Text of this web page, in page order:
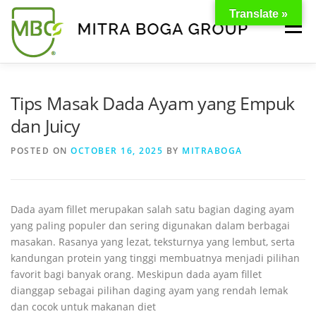
Menu
Tips Masak Dada Ayam yang Empuk
dan Juicy
POSTED ON OCTOBER 16, 2025 BY MITRABOGA
Dada ayam fillet merupakan salah satu bagian daging ayam
yang paling populer dan sering digunakan dalam berbagai
masakan. Rasanya yang lezat, teksturnya yang lembut, serta
kandungan protein yang tinggi membuatnya menjadi pilihan
favorit bagi banyak orang. Meskipun dada ayam fillet
dianggap sebagai pilihan daging ayam yang rendah lemak
dan cocok untuk makanan diet
Translate »